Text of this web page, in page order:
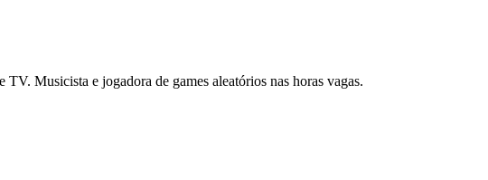
Musicista e jogadora de games aleatórios nas horas vagas.